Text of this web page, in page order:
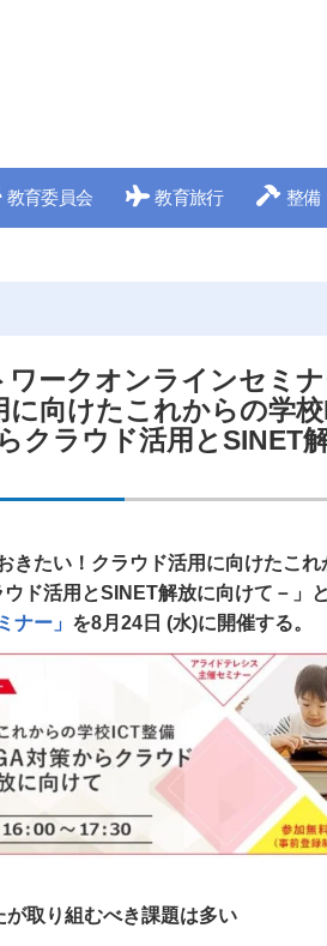
教育委員会 教育旅行 整備
ワークオンラインセミ
向けたこれからの学
クラウド活用とSINET
きたい！クラウド活用に向けたこれ
ド活用とSINET解放に向けて－」と
ナー」 を8月24日 (水)に開催する。
取り組むべき課題は多い